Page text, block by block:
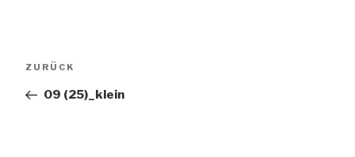
Vorheriger
ZURÜCK
09 (25)_klein